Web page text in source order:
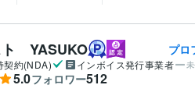
ト YASUKO プロ
契約(NDA) インボイス発行事業者
5.0フォロワー512